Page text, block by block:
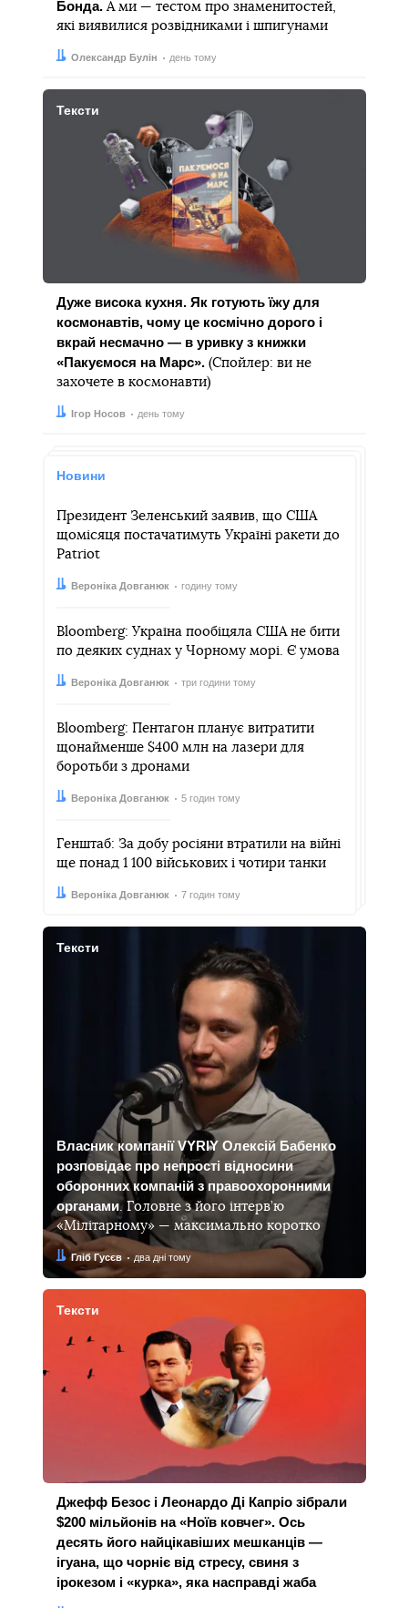
Бонда.А ми — тестом про знаменитостей,
які виявилися розвідниками і шпигунами
Автор:
Олександр Булін
Дата: день тому
Тексти
Дуже висока кухня. Як готують їжу для
космонавтів, чому це космічно дорого і
вкрай несмачно — в уривку з книжки
«Пакуємося на Марс». (Спойлер: ви не
захочете в космонавти)
Автор:
Ігор Носов
Дата: день тому
Новини
Президент Зеленський заявив, що США
щомісяця постачатимуть Україні ракети до
Patriot
Автор:
Вероніка Довганюк
Дата: годину тому
Bloomberg: Україна пообіцяла США не бити
по деяких суднах у Чорному морі. Є умова
Автор:
Вероніка Довганюк
Дата: три години тому
Bloomberg: Пентагон планує витратити
щонайменше $400 млн на лазери для
боротьби з дронами
Автор:
Вероніка Довганюк
Дата: 5 годин тому
Генштаб: За добу росіяни втратили на війні
ще понад 1 100 військових і чотири танки
Автор:
Вероніка Довганюк
Дата: 7 годин тому
Тексти
Власник компанії VYRIY Олексій Бабенко
розповідає про непрості відносини
оборонних компаній з правоохоронними
органами. Головне з його інтерв’ю
«Мілітарному» — максимально коротко
Автор:Гліб Гусєв
Дата: два дні тому
Тексти
Джефф Безос і Леонардо Ді Капріо зібрали
$200 мільйонів на «Ноїв ковчег». Ось
десять його найцікавіших мешканців —
ігуана, що чорніє від стресу, свиня з
ірокезом і «курка», яка насправді жаба